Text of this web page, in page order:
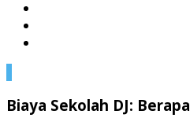
Biaya Sekolah DJ: